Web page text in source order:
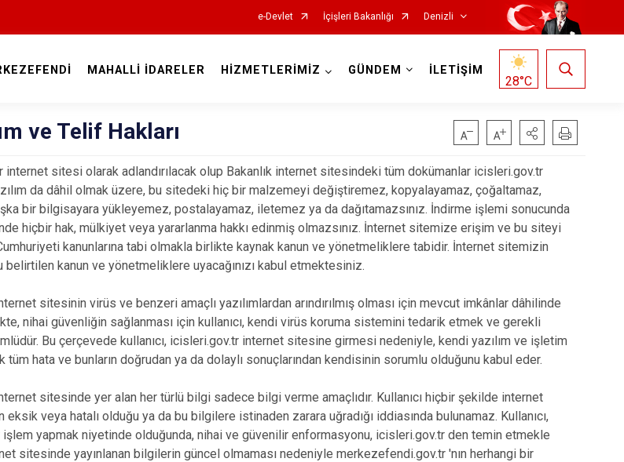
e-Devlet İçişleri Bakanlığı Denizli
Acıpayam
Pamukkale
Babadağ
Bekilli
Beyağaç
Bozkurt
Buldan
Çal
Çameli
Çardak
Çivril
Kale
Sarayköy
Serinhisar
Tavas
Merkezefendi
MAHALLİ İDARELER HİZMETLERİMİZ GÜNDEM İLETİŞİM
28°C
ve Telif Hakları
sitesi olarak adlandırılacak olup Bakanlık internet sitesindeki tüm dokümanlar icisleri.gov.tr
da dâhil olmak üzere, bu sitedeki hiç bir malzemeyi değiştiremez, kopyalayamaz, çoğaltamaz,
bir bilgisayara yükleyemez, postalayamaz, iletemez ya da dağıtamazsınız. İndirme işlemi sonucunda
hiçbir hak, mülkiyet veya yararlanma hakkı edinmiş olmazsınız. İnternet sitemize erişim ve bu siteyi
kanunlarına tabi olmakla birlikte kaynak kanun ve yönetmeliklere tabidir. İnternet sitemizin
belirtilen kanun ve yönetmeliklere uyacağınızı kabul etmektesiniz.
sitesinin virüs ve benzeri amaçlı yazılımlardan arındırılmış olması için mevcut imkânlar dâhilinde
nihai güvenliğin sağlanması için kullanıcı, kendi virüs koruma sistemini tedarik etmek ve gerekli
Bu çerçevede kullanıcı, icisleri.gov.tr internet sitesine girmesi nedeniyle, kendi yazılım ve işletim
hata ve bunların doğrudan ya da dolaylı sonuçlarından kendisinin sorumlu olduğunu kabul eder.
sitesinde yer alan her türlü bilgi sadece bilgi verme amaçlıdır. Kullanıcı hiçbir şekilde internet
veya hatalı olduğu ya da bu bilgilere istinaden zarara uğradığı iddiasında bulunamaz. Kullanıcı,
yapmak niyetinde olduğunda, nihai ve güvenilir enformasyonu, icisleri.gov.tr den temin etmekle
sitesinde yayınlanan bilgilerin güncel olmaması nedeniyle merkezefendi.gov.tr 'nın herhangi bir